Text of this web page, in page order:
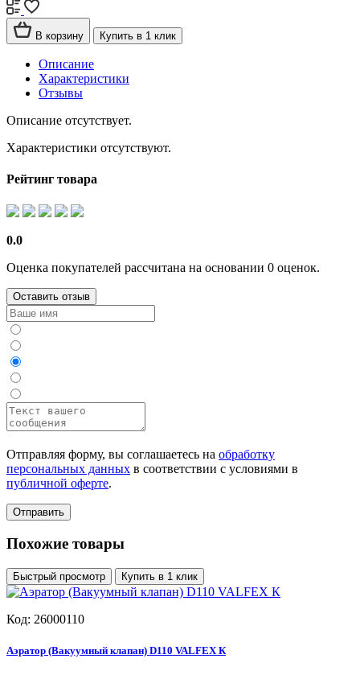
В корзину Купить в 1 клик
Описание
Характеристики
Отзывы
Описание отсутствует.
Характеристики отсутствуют.
Рейтинг товара
0.0
Оценка покупателей рассчитана на основании 0 оценок.
Оставить отзыв
Отправляя форму, вы соглашаетесь на обработку
персональных данных в соответствии с условиями в
публичной оферте.
Отправить
Похожие товары
Быстрый просмотр Купить в 1 клик
Код: 26000110
Аэратор (Вакуумный клапан) D110 VALFEX К